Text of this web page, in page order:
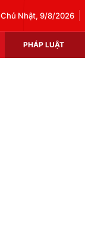
Chủ Nhật, 9/8/2026
PHÁP LUẬT